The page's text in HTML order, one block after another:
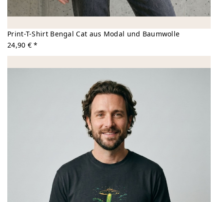
Print-T-Shirt Bengal Cat aus Modal und Baumwolle
24,90 € *